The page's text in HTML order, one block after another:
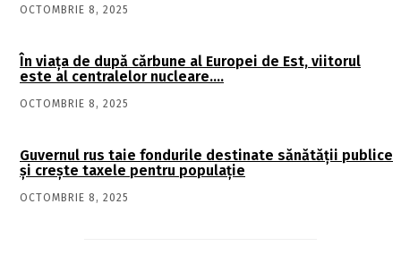
OCTOMBRIE 8, 2025
În viaţa de după cărbune al Europei de Est, viitorul
este al centralelor nucleare….
OCTOMBRIE 8, 2025
Guvernul rus taie fondurile destinate sănătății publice
și crește taxele pentru populație
OCTOMBRIE 8, 2025